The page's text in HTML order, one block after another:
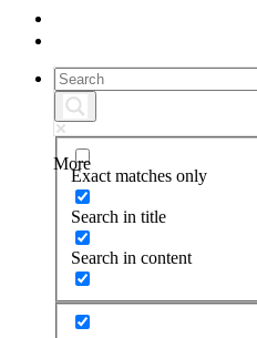
More
Exact matches only
Search in title
Search in content